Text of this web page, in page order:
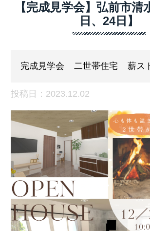
【完成見学会】弘前市清
日、24日】
完成見学会 二世帯住宅 薪ス
投稿日：2023.12.02